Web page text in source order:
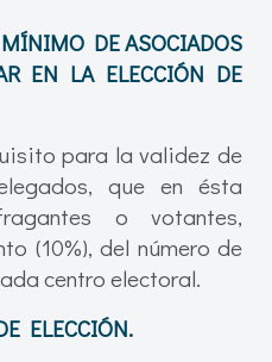
DE ASOCIADOS
EN LA ELECCIÓN DE
para la validez de
que en ésta
o votantes,
(10%), del número de
centro electoral.
ELECCIÓN.